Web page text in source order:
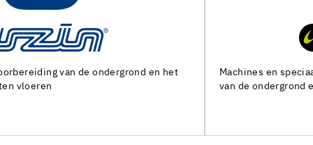
Machines en speciaal gereedschap voor de voorbereiding
van de ondergrond en het leggen van alle soorten bedekking